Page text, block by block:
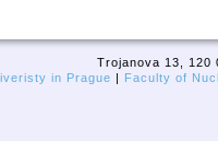
Trojanova 13, 120
in Prague
Faculty of